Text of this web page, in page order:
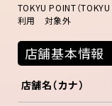
TOKYU POINT（
利用 対象外
店舗基本情報
店舗名（カナ）